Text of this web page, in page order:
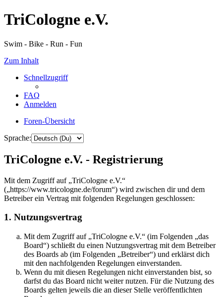
TriCologne e.V.
Swim - Bike - Run - Fun
Zum Inhalt
Schnellzugriff
FAQ
Anmelden
Foren-Übersicht
Sprache:
TriCologne e.V. - Registrierung
Mit dem Zugriff auf „TriCologne e.V.“
(„https://www.tricologne.de/forum“) wird zwischen dir und dem
Betreiber ein Vertrag mit folgenden Regelungen geschlossen:
1. Nutzungsvertrag
Mit dem Zugriff auf „TriCologne e.V.“ (im Folgenden „das
Board“) schließt du einen Nutzungsvertrag mit dem Betreiber
des Boards ab (im Folgenden „Betreiber“) und erklärst dich
mit den nachfolgenden Regelungen einverstanden.
Wenn du mit diesen Regelungen nicht einverstanden bist, so
darfst du das Board nicht weiter nutzen. Für die Nutzung des
Boards gelten jeweils die an dieser Stelle veröffentlichten